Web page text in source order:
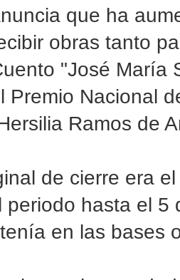
que ha
obras tanto
"José María
Premio Nacional
Ramos de
de cierre era
periodo hasta el 5
en las bases